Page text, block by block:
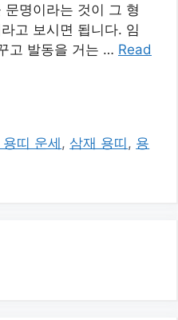
명이라는 것이 그 형
고 보시면 됩니다. 임
고 발동을 거는 … Read
띠 운세 , 삼재 용띠 , 용